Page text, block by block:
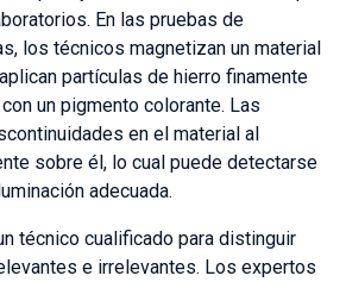
En las pruebas de
los técnicos magnetizan un material
partículas de hierro finamente
un pigmento colorante. Las
en el material al
sobre él, lo cual puede detectarse
adecuada.
técnico cualificado para distinguir
e irrelevantes. Los expertos